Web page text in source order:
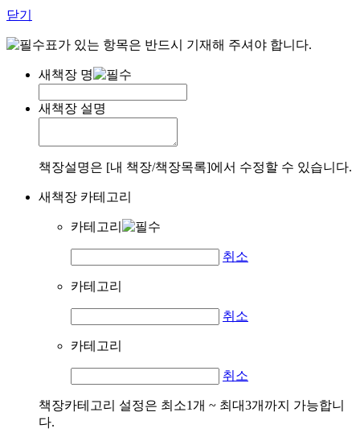
닫기
표가 있는 항목은 반드시 기재해 주셔야 합니다.
새책장 명
새책장 설명
책장설명은 [내 책장/책장목록]에서 수정할 수 있습니다.
새책장 카테고리
카테고리
취소
카테고리
취소
카테고리
취소
책장카테고리 설정은 최소1개 ~ 최대3개까지 가능합니
다.